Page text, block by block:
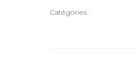
Catégories :